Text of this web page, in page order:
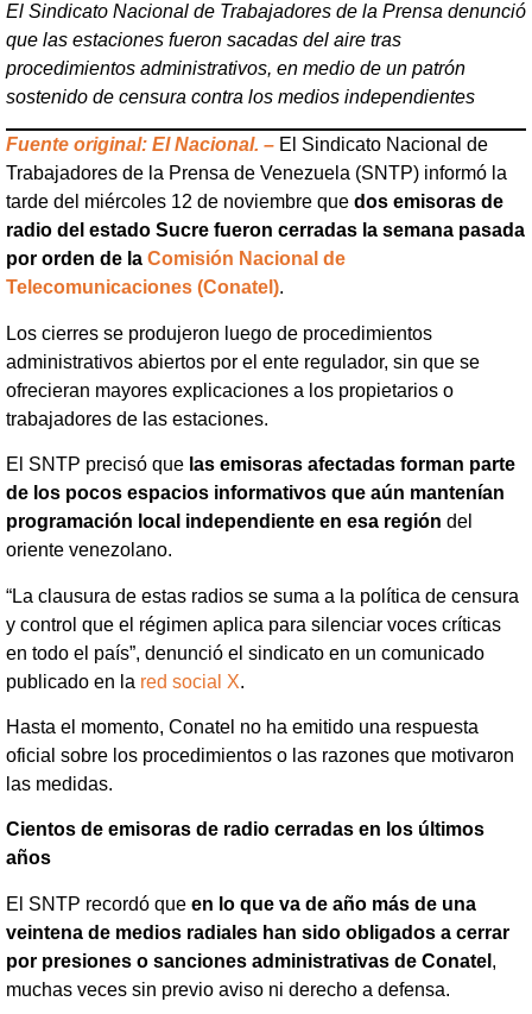
El Sindicato Nacional de Trabajadores de la Prensa denunció
que las estaciones fueron sacadas del aire tras
procedimientos administrativos, en medio de un patrón
sostenido de censura contra los medios independientes
Fuente original: El Nacional. – El Sindicato Nacional de
Trabajadores de la Prensa de Venezuela (SNTP) informó la
tarde del miércoles 12 de noviembre que dos emisoras de
radio del estado Sucre fueron cerradas la semana pasada
por orden de la Comisión Nacional de
Telecomunicaciones (Conatel).
Los cierres se produjeron luego de procedimientos
administrativos abiertos por el ente regulador, sin que se
ofrecieran mayores explicaciones a los propietarios o
trabajadores de las estaciones.
El SNTP precisó que las emisoras afectadas forman parte
de los pocos espacios informativos que aún mantenían
programación local independiente en esa región del
oriente venezolano.
“La clausura de estas radios se suma a la política de censura
y control que el régimen aplica para silenciar voces críticas
en todo el país”, denunció el sindicato en un comunicado
publicado en la red social X.
Hasta el momento, Conatel no ha emitido una respuesta
oficial sobre los procedimientos o las razones que motivaron
las medidas.
Cientos de emisoras de radio cerradas en los últimos
años
El SNTP recordó que en lo que va de año más de una
veintena de medios radiales han sido obligados a cerrar
por presiones o sanciones administrativas de Conatel ,
muchas veces sin previo aviso ni derecho a defensa.